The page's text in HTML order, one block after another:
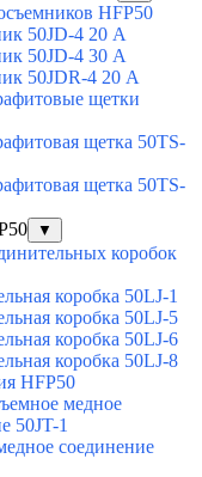
HFP50
50JD-4 20 А
50JD-4 30 А
50JDR-4 20 А
щетки
щетка 50TS-
щетка 50TS-
▼
коробок
коробка 50LJ-1
коробка 50LJ-5
коробка 50LJ-6
коробка 50LJ-8
HFP50
медное
50JT-1
соединение